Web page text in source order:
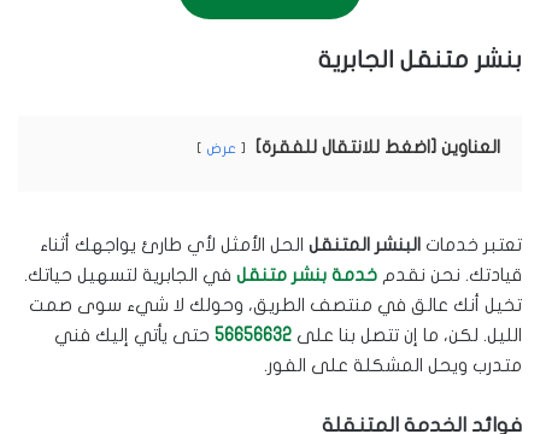
بنشر متنقل الجابرية
العناوين [اضغط للانتقال للفقرة] عرض
تعتبر خدمات البنشر المتنقل الحل الأمثل لأي طارئ يواجهك أثناء
قيادتك. نحن نقدم خدمة بنشر متنقل في الجابرية لتسهيل حياتك.
تخيل أنك عالق في منتصف الطريق، وحولك لا شيء سوى صمت
الليل. لكن، ما إن تتصل بنا على 56656632 حتى يأتي إليك فني
متدرب ويحل المشكلة على الفور.
فوائد الخدمة المتنقلة